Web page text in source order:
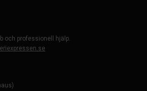
och professionell hjälp.